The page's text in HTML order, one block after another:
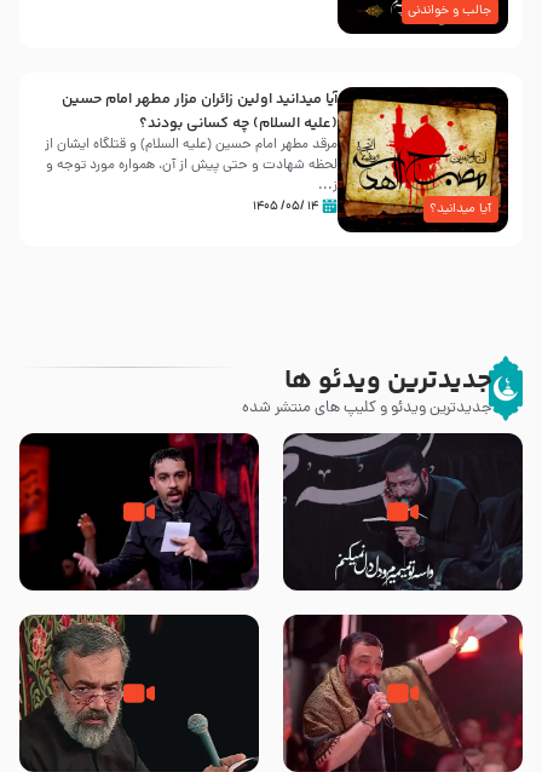
جالب و خواندنی
آیا میدانید؟
آیا میدانید اولین زائران مزار مطهر امام حسین
(علیه السلام) چه کسانی بودند؟
مرقد مطهر امام حسین (علیه السلام) و قتلگاه ایشان از
لحظه شهادت و حتی پیش از آن، همواره مورد توجه و
ز...
۱۴ /۰۵/ ۱۴۰۵
جدیدترین ویدئو ها
جدیدترین ویدئو و کلیپ های منتشر شده
مصداق کربلا – حاج حسین سیب
سرخی
شور ، حسینا! به‌ حق زهرا «أُنْظُرْ
إِلَینا» – عزاداری شب هفتم ماه
جانا جانا ابی عبدالله – کربلایی جواد
مقدم – شب هشتم محرم 1448 –
مادر منم مثل تو خمیدم – حاج
محمود کریمی – شهادت حضرت